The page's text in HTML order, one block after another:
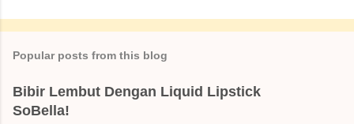
o
m
e
n
Popular posts from this blog
Bibir Lembut Dengan Liquid Lipstick
SoBella!